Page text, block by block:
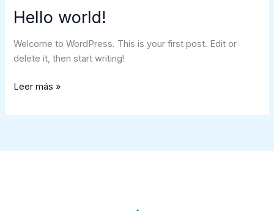
Hello world!
Welcome to WordPress. This is your first post. Edit or
delete it, then start writing!
Hello
Leer más »